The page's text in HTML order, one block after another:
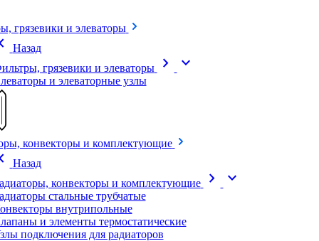
грязевики и элеваторы
Назад
грязевики и элеваторы
chevron_right expand_more
и элеваторные узлы
конвекторы и комплектующие
Назад
конвекторы и комплектующие
chevron_right expand_more
стальные трубчатые
внутрипольные
и элементы термостатические
подключения для радиаторов